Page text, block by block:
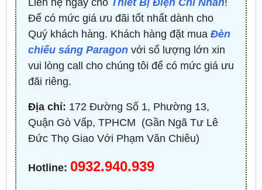
Để có mức giá ưu đãi tốt nhất dành cho
Quý khách hàng. Khách hàng đặt mua Đèn
chiếu sáng Paragon với số lượng lớn xin
vui lòng call cho chúng tôi để có mức giá ưu
đãi riêng.
Địa chỉ: 172 Đường Số 1, Phường 13,
Quận Gò Vấp, TPHCM ​ (Gần Ngã Tư Lê
Đức Thọ Giao Với Phạm Văn Chiêu)
Hotline: 0932.940.939